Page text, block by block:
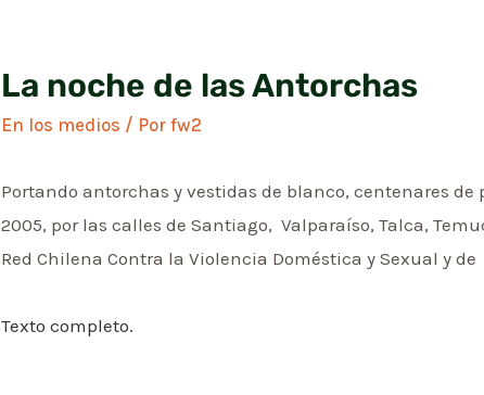
La noche de las Antorchas
En los medios / Porfw2
Portando antorchas y vestidas de blanco, centenares
2005, por las calles de Santiago, Valparaíso, Talca,
Red Chilena Contra la Violencia Doméstica y Sexual y
Texto completo.